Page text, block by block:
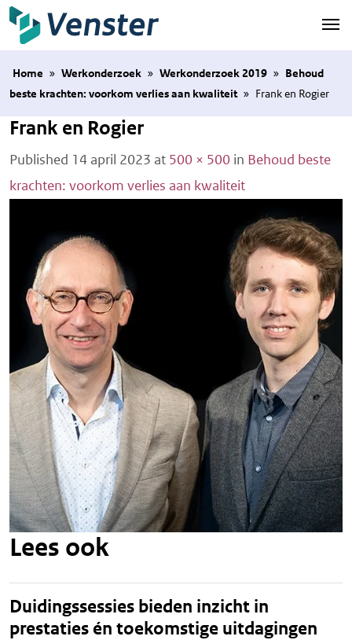
Naar hoofdinhoud
Home » Werkonderzoek » Werkonderzoek 2019 » Behoud
beste krachten: voorkom verlies aan kwaliteit » Frank en Rogier
Frank en Rogier
Published 14 april 2023 at 500 × 500 in Behoud beste
krachten: voorkom verlies aan kwaliteit
Lees ook
Duidingssessies bieden inzicht in
prestaties én toekomstige uitdagingen